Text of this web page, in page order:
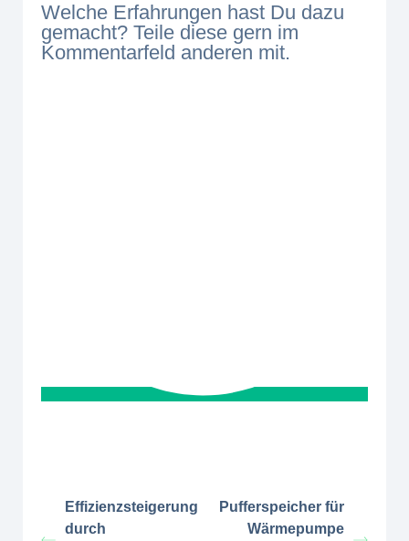
Welche Erfahrungen hast Du dazu
gemacht? Teile diese gern im
Kommentarfeld anderen mit.
Effizienzsteigerung
durch
Pufferspeicher für
Wärmepumpe